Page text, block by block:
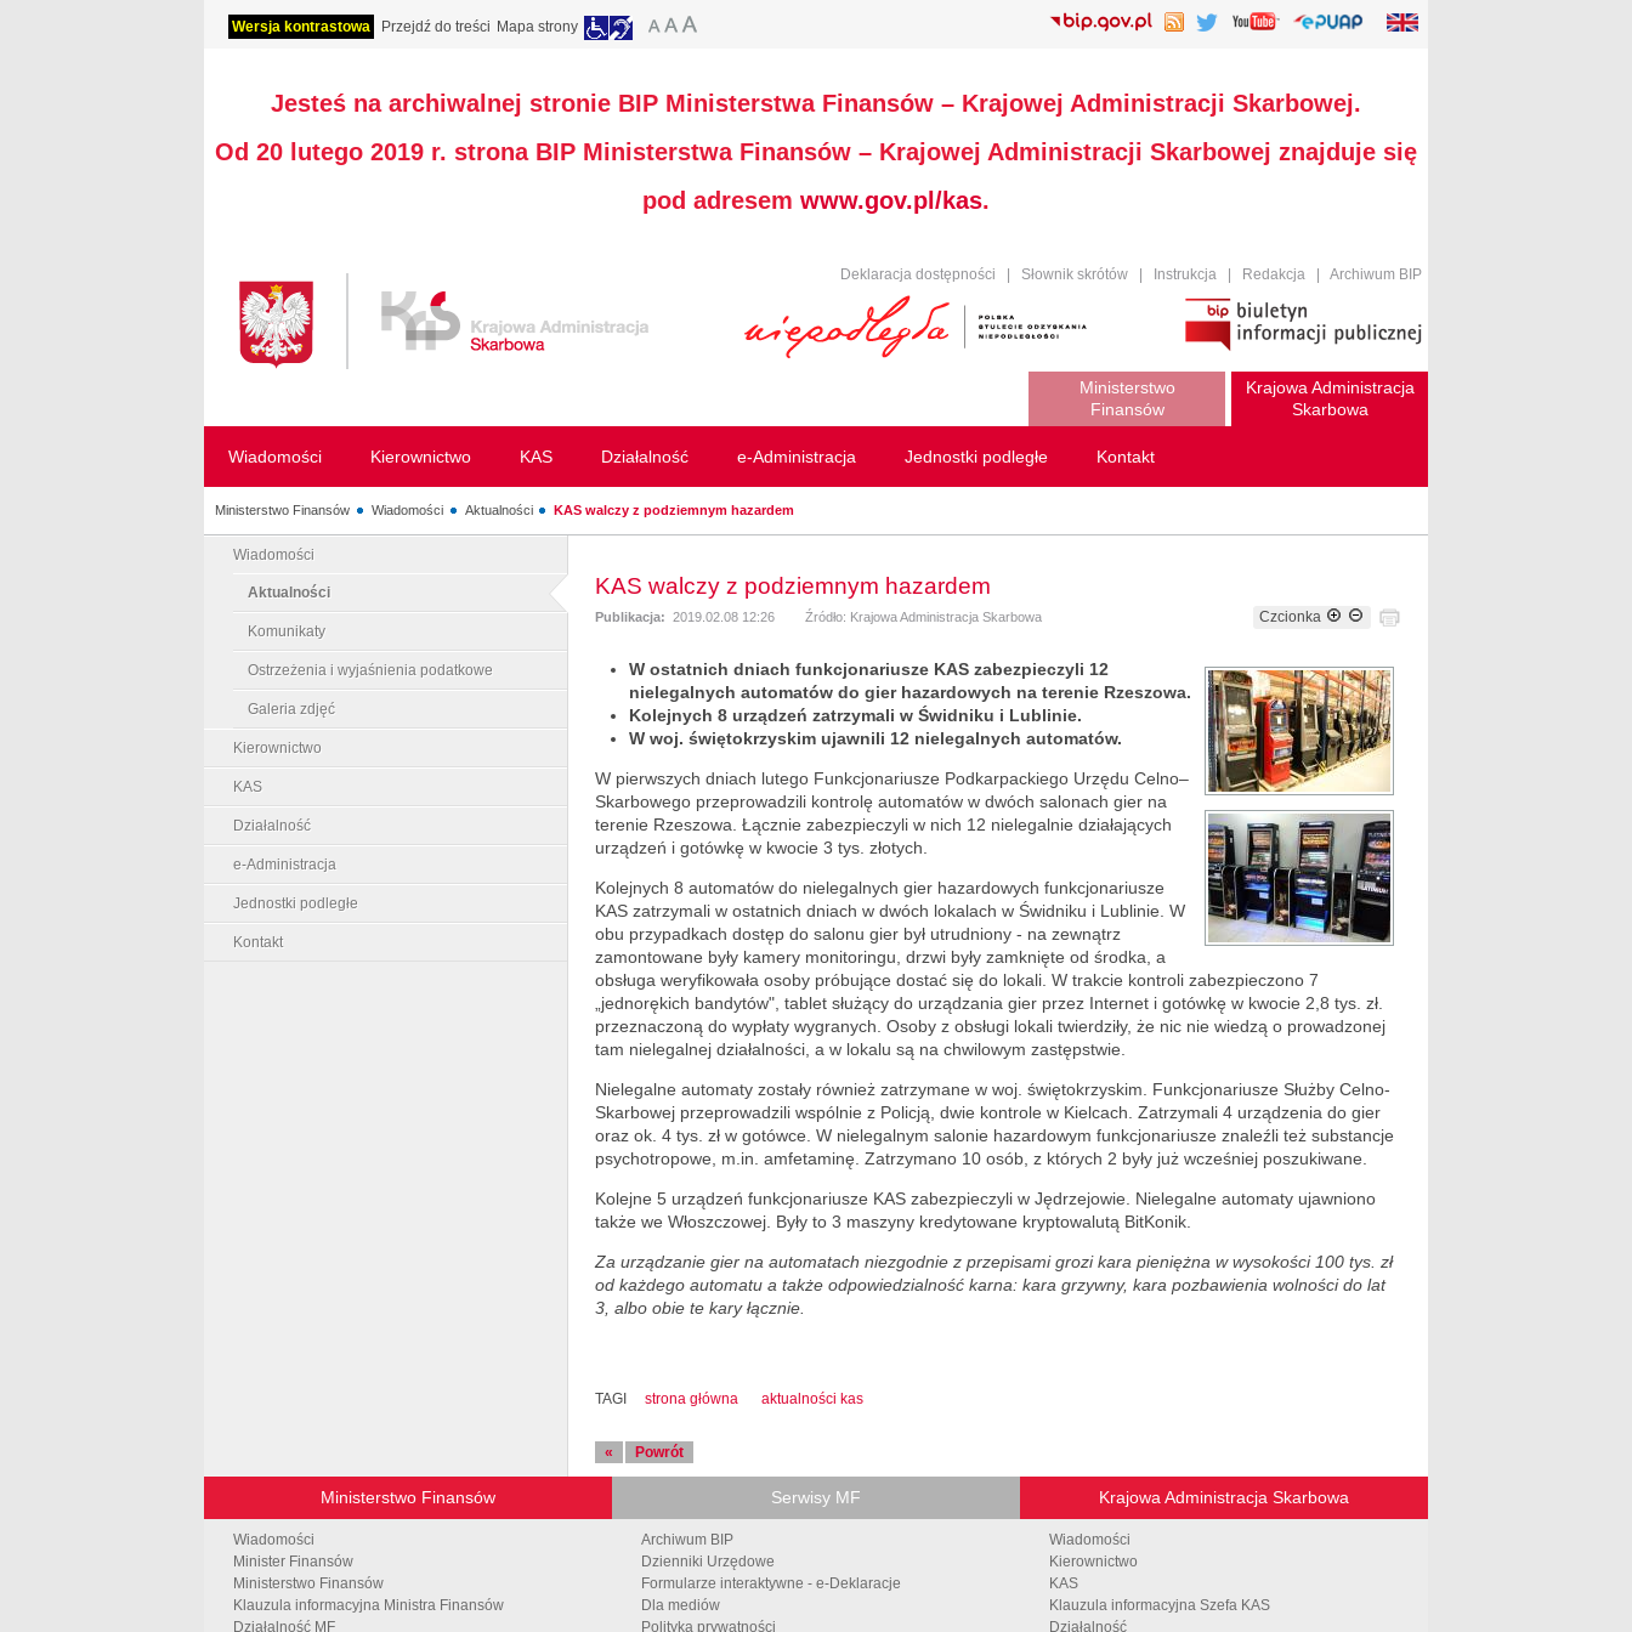
Wersja kontrastowa Przejdź do treści Mapa strony
Jesteś na archiwalnej stronie BIP Ministerstwa Finansów – Krajowej Administracji Skarbowej.
Od 20 lutego 2019 r. strona BIP Ministerstwa Finansów – Krajowej Administracji Skarbowej znajduje się
pod adresem www.gov.pl/kas.
Deklaracja dostępności Słownik skrótów Instrukcja Redakcja Archiwum BIP
Ministerstwo
Finansów
Krajowa Administracja
Skarbowa
Wiadomości Kierownictwo KAS Działalność e-Administracja Jednostki podległe Kontakt
Ministerstwo Finansów Wiadomości Aktualności KAS walczy z podziemnym hazardem
Wiadomości
Aktualności
Komunikaty
Ostrzeżenia i wyjaśnienia podatkowe
Galeria zdjęć
Kierownictwo
KAS
Działalność
e-Administracja
Jednostki podległe
Kontakt
KAS walczy z podziemnym hazardem
Publikacja: 2019.02.08 12:26 Źródło: Krajowa Administracja Skarbowa Czcionka
W ostatnich dniach funkcjonariusze KAS zabezpieczyli 12
nielegalnych automatów do gier hazardowych na terenie Rzeszowa.
Kolejnych 8 urządzeń zatrzymali w Świdniku i Lublinie.
W woj. świętokrzyskim ujawnili 12 nielegalnych automatów.
W pierwszych dniach lutego Funkcjonariusze Podkarpackiego Urzędu Celno–
Skarbowego przeprowadzili kontrolę automatów w dwóch salonach gier na
terenie Rzeszowa. Łącznie zabezpieczyli w nich 12 nielegalnie działających
urządzeń i gotówkę w kwocie 3 tys. złotych.
Kolejnych 8 automatów do nielegalnych gier hazardowych funkcjonariusze
KAS zatrzymali w ostatnich dniach w dwóch lokalach w Świdniku i Lublinie. W
obu przypadkach dostęp do salonu gier był utrudniony - na zewnątrz
zamontowane były kamery monitoringu, drzwi były zamknięte od środka, a
obsługa weryfikowała osoby próbujące dostać się do lokali. W trakcie kontroli zabezpieczono 7
„jednorękich bandytów", tablet służący do urządzania gier przez Internet i gotówkę w kwocie 2,8 tys. zł.
przeznaczoną do wypłaty wygranych. Osoby z obsługi lokali twierdziły, że nic nie wiedzą o prowadzonej
tam nielegalnej działalności, a w lokalu są na chwilowym zastępstwie.
Nielegalne automaty zostały również zatrzymane w woj. świętokrzyskim. Funkcjonariusze Służby Celno-
Skarbowej przeprowadzili wspólnie z Policją, dwie kontrole w Kielcach. Zatrzymali 4 urządzenia do gier
oraz ok. 4 tys. zł w gotówce. W nielegalnym salonie hazardowym funkcjonariusze znaleźli też substancje
psychotropowe, m.in. amfetaminę. Zatrzymano 10 osób, z których 2 były już wcześniej poszukiwane.
Kolejne 5 urządzeń funkcjonariusze KAS zabezpieczyli w Jędrzejowie. Nielegalne automaty ujawniono
także we Włoszczowej. Były to 3 maszyny kredytowane kryptowalutą BitKonik.
Za urządzanie gier na automatach niezgodnie z przepisami grozi kara pieniężna w wysokości 100 tys. zł
od każdego automatu a także odpowiedzialność karna: kara grzywny, kara pozbawienia wolności do lat
3, albo obie te kary łącznie.
TAGI strona główna aktualności kas
« Powrót
Ministerstwo Finansów
Wiadomości
Minister Finansów
Ministerstwo Finansów
Klauzula informacyjna Ministra Finansów
Działalność MF
Serwisy MF
Archiwum BIP
Dzienniki Urzędowe
Formularze interaktywne - e-Deklaracje
Dla mediów
Polityka prywatności
Krajowa Administracja Skarbowa
Wiadomości
Kierownictwo
KAS
Klauzula informacyjna Szefa KAS
Działalność